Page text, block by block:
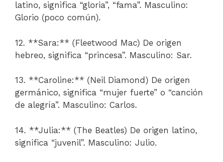
latino, significa “gloria”, “fama”. Masculino:
Glorio (poco común).
12. **Sara:** (Fleetwood Mac) De origen
hebreo, significa “princesa”. Masculino: Sar.
13. **Caroline:** (Neil Diamond) De origen
germánico, significa “mujer fuerte” o “canción
de alegría”. Masculino: Carlos.
14. **Julia:** (The Beatles) De origen latino,
significa “juvenil”. Masculino: Julio.